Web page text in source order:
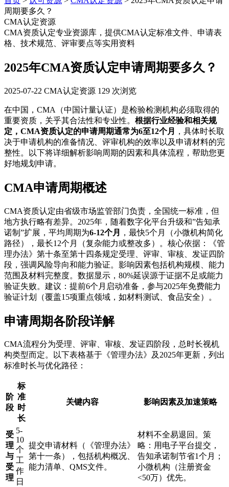
周期要多久？
CMA认定资源
CMA资质认定专业资源库，提供CMA认定标准文件、申请表
格、技术规范、评审要点等实用资料
2025年CMA资质认定申请周期要多久？
2025-07-22 CMA认定资源 129 次浏览
在中国，CMA（中国计量认证）是检验检测机构必须取得的
重要资质，关乎其合法性和专业性。 根据行业经验和相关规
定，CMA资质认定的申请周期通常为6至12个月
，具体时长取
决于申请机构的准备情况、评审机构的效率以及申请材料的完
整性。以下将详细解析影响周期的因素和具体流程，帮助您更
好地规划申请。
CMA申请周期概述
CMA资质认定由省级市场监管部门负责，全国统一标准，但
地方执行略有差异。2025年，随着数字化平台升级和”告知承
诺制”扩展，平均周期为6-12个月
，最快5个月（小微机构简化
路径），最长12个月（复杂能力或整改多）。核心依据：《管
理办法》第十条至第十四条规定受理、评审、审核、发证四阶
段，强调风险导向和能力验证。影响因素包括机构规模、能力
范围及材料完整度。数据显示，80%延误源于证据不足或能力
验证失败。建议：提前6个月启动准备，参与2025年免费能力
验证计划（覆盖15项重点领域，如材料测试、食品安全）。
申请周期各阶段详解
CMA流程分为受理、评审、审核、发证四阶段，总时长视机
构类型而定。以下表格基于《管理办法》及2025年更新，列出
标准时长与优化路径：
阶
段
标
准
时
长
关键内容 影响因素及加速策略
受
理
与
受
理
5-
10
个
工
作
日
提交申请材料（《管理办法》
第十一条），包括机构概况、
能力清单、QMS文件。
材料不全易退回。策
略：用电子平台提交，
告知承诺制节省1个月；
小微机构（注册资金
<50万）优先。